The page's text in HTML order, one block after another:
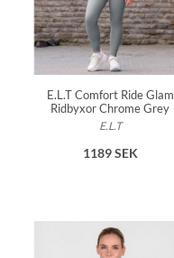
E.L.T Comfort Ride Glam
Ridbyxor Chrome Grey
E.L.T
1189 SEK